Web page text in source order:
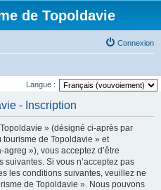
de Topoldavie
Connexion
Langue :
- Inscription
» (désigné ci-après par
tourisme de Topoldavie » et
»), vous acceptez d’être
Si vous n’acceptez pas
les conditions suivantes, veuillez ne
de Topoldavie ». Nous pouvons